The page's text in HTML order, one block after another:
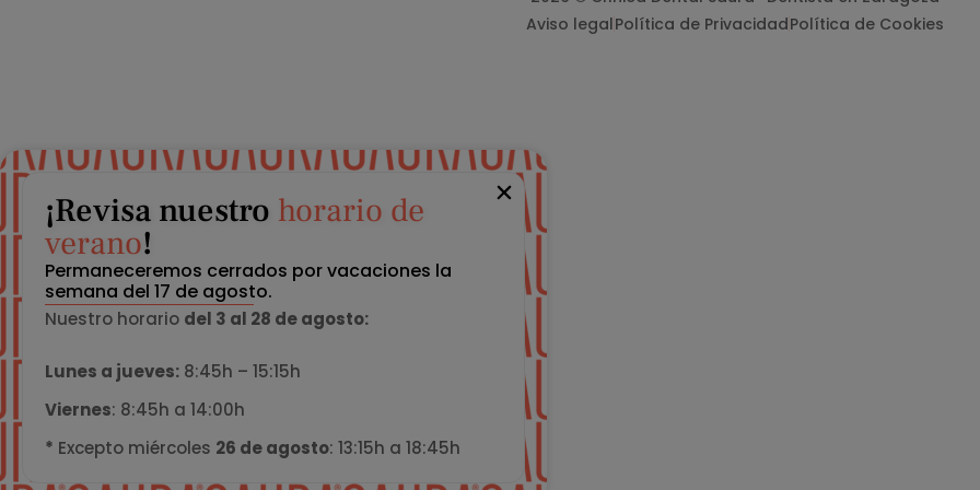
Aviso legalPolítica de PrivacidadPolítica de Cookies
¡Revisa nuestro horario de
verano!
Permaneceremos cerrados por vacaciones la
semana del 17 de agosto.
Nuestro horario del 3 al 28 de agosto:
Lunes a jueves: 8:45h – 15:15h
Viernes: 8:45h a 14:00h
* Excepto miércoles 26 de agosto: 13:15h a 18:45h